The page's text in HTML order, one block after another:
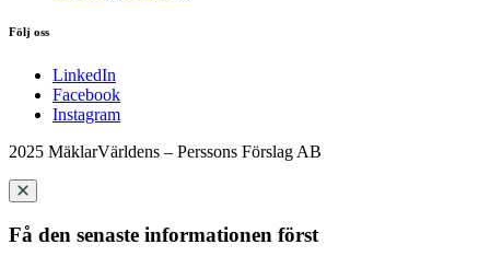
Följ oss
LinkedIn
Facebook
Instagram
2025 MäklarVärldens – Perssons Förslag AB
Få den senaste informationen först